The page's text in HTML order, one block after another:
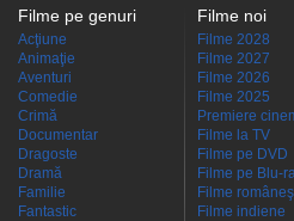
Filme pe genuri
Acţiune
Animaţie
Aventuri
Comedie
Crimă
Documentar
Dragoste
Dramă
Familie
Fantastic
Filme noi
Filme 2028
Filme 2027
Filme 2026
Filme 2025
Premiere
Filme la TV
Filme pe DVD
Filme pe Blu-
Filme
Filme indiene